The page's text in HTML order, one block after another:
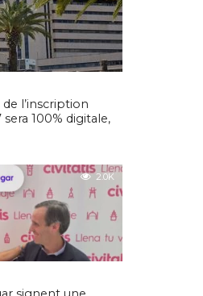
l’inscription
100% digitale,
2.0K